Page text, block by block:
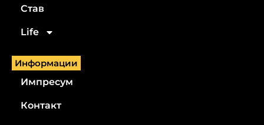
Став
Life
Информации
Импресум
Контакт